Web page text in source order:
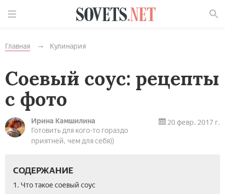
Главная Кулинария
Соевый соус: рецепты
с фото
Ирина Камшилина
Готовить для кого-то гораздо
приятней, чем для себя))
20 февр. 2017 г.
СОДЕРЖАНИЕ
1. Что такое соевый соус